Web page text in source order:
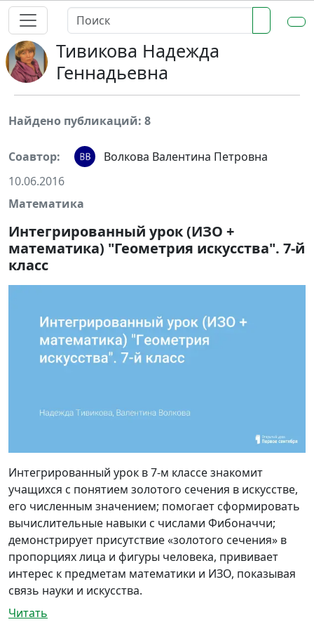
Тивикова Надежда
Геннадьевна
Найдено публикаций: 8
Соавтор:
Волкова Валентина Петровна
10.06.2016
Математика
Интегрированный урок (ИЗО +
математика) "Геометрия искусства". 7-й
класс
Интегрированный урок в 7-м классе знакомит
учащихся с понятием золотого сечения в искусстве,
его численным значением; помогает сформировать
вычислительные навыки с числами Фибоначчи;
демонстрирует присутствие «золотого сечения» в
пропорциях лица и фигуры человека, прививает
интерес к предметам математики и ИЗО, показывая
связь науки и искусства.
Читать